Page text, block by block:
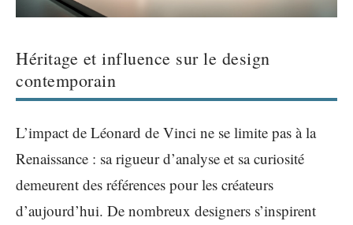
Héritage et influence sur le design
contemporain
L’impact de Léonard de Vinci ne se limite pas à la
Renaissance : sa rigueur d’analyse et sa curiosité
demeurent des références pour les créateurs
d’aujourd’hui. De nombreux designers s’inspirent